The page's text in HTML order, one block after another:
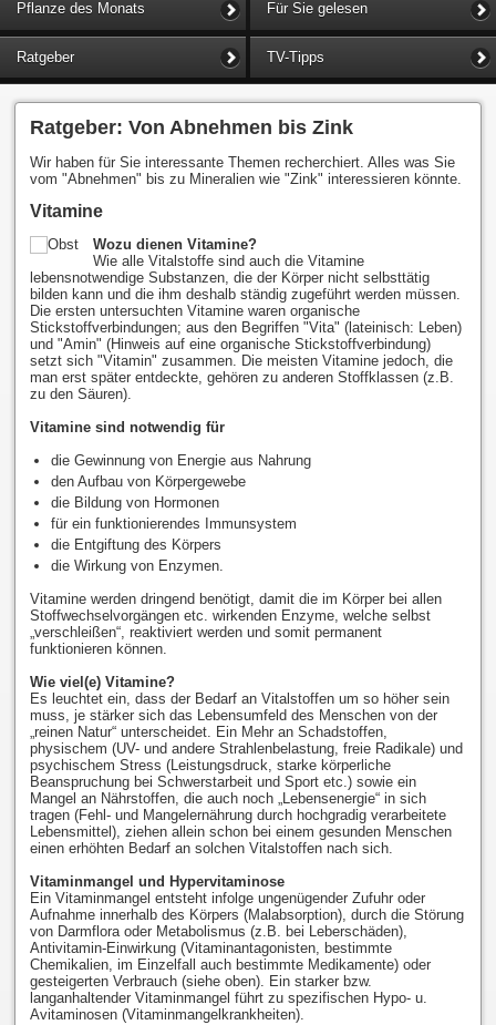
Pflanze des Monats Für Sie gelesen
Ratgeber TV-Tipps
Ratgeber: Von Abnehmen bis Zink
Wir haben für Sie interessante Themen recherchiert. Alles was Sie
vom "Abnehmen" bis zu Mineralien wie "Zink" interessieren könnte.
Vitamine
Wozu dienen Vitamine?
Wie alle Vitalstoffe sind auch die Vitamine
lebensnotwendige Substanzen, die der Körper nicht selbsttätig
bilden kann und die ihm deshalb ständig zugeführt werden müssen.
Die ersten untersuchten Vitamine waren organische
Stickstoffverbindungen; aus den Begriffen "Vita" (lateinisch: Leben)
und "Amin" (Hinweis auf eine organische Stickstoffverbindung)
setzt sich "Vitamin" zusammen. Die meisten Vitamine jedoch, die
man erst später entdeckte, gehören zu anderen Stoffklassen (z.B.
zu den Säuren).
Vitamine sind notwendig für
die Gewinnung von Energie aus Nahrung
den Aufbau von Körpergewebe
die Bildung von Hormonen
für ein funktionierendes Immunsystem
die Entgiftung des Körpers
die Wirkung von Enzymen.
Vitamine werden dringend benötigt, damit die im Körper bei allen
Stoffwechselvorgängen etc. wirkenden Enzyme, welche selbst
„verschleißen“, reaktiviert werden und somit permanent
funktionieren können.
Wie viel(e) Vitamine?
Es leuchtet ein, dass der Bedarf an Vitalstoffen um so höher sein
muss, je stärker sich das Lebensumfeld des Menschen von der
„reinen Natur“ unterscheidet. Ein Mehr an Schadstoffen,
physischem (UV- und andere Strahlenbelastung, freie Radikale) und
psychischem Stress (Leistungsdruck, starke körperliche
Beanspruchung bei Schwerstarbeit und Sport etc.) sowie ein
Mangel an Nährstoffen, die auch noch „Lebensenergie“ in sich
tragen (Fehl- und Mangelernährung durch hochgradig verarbeitete
Lebensmittel), ziehen allein schon bei einem gesunden Menschen
einen erhöhten Bedarf an solchen Vitalstoffen nach sich.
Vitaminmangel und Hypervitaminose
Ein Vitaminmangel entsteht infolge ungenügender Zufuhr oder
Aufnahme innerhalb des Körpers (Malabsorption), durch die Störung
von Darmflora oder Metabolismus (z.B. bei Leberschäden),
Antivitamin-Einwirkung (Vitaminantagonisten, bestimmte
Chemikalien, im Einzelfall auch bestimmte Medikamente) oder
gesteigerten Verbrauch (siehe oben). Ein starker bzw.
langanhaltender Vitaminmangel führt zu spezifischen Hypo- u.
Avitaminosen (Vitaminmangelkrankheiten).